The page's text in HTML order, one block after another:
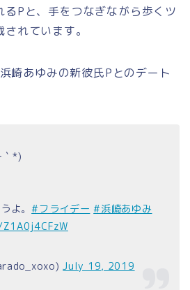
るPと、手をつなぎながら歩くツ
れています。
崎あゆみの新彼氏Pとのデート
｀*)
よ。#フライデー #浜崎あゆみ
July 19, 2019